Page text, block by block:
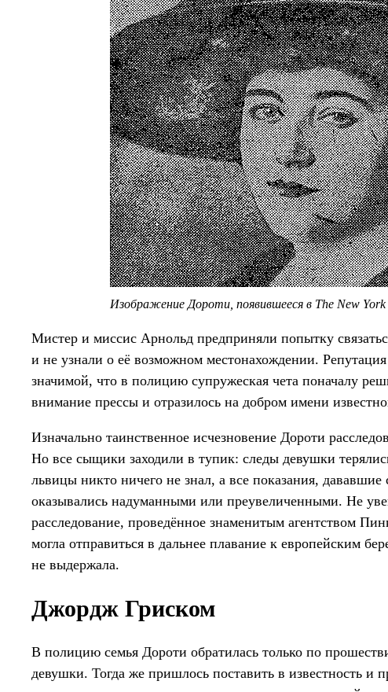
Изображение Дороти, появившееся в The New York
Мистер и миссис Арнольд предприняли попытку
и не узнали о её возможном местонахождении.
значимой, что в полицию супружеская чета поначалу
внимание прессы и отразилось на добром имени
Изначально таинственное исчезновение Дороти
Но все сыщики заходили в тупик: следы девушки
львицы никто ничего не знал, а все показания,
оказывались надуманными или преувеличенными. Не
расследование, проведённое знаменитым агентством
могла отправиться в дальнее плавание к европейским
не выдержала.
Джордж Гриском
В полицию семья Дороти обратилась только по
девушки. Тогда же пришлось поставить в известность и